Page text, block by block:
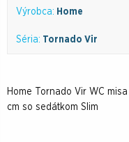
Výrobca: Home
Séria: Tornado Vir
Home Tornado Vir WC
cm so sedátkom Slim